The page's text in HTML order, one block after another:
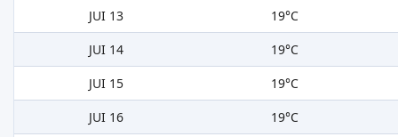
JUI 13
19°C
JUI 14
19°C
JUI 15
19°C
JUI 16
19°C